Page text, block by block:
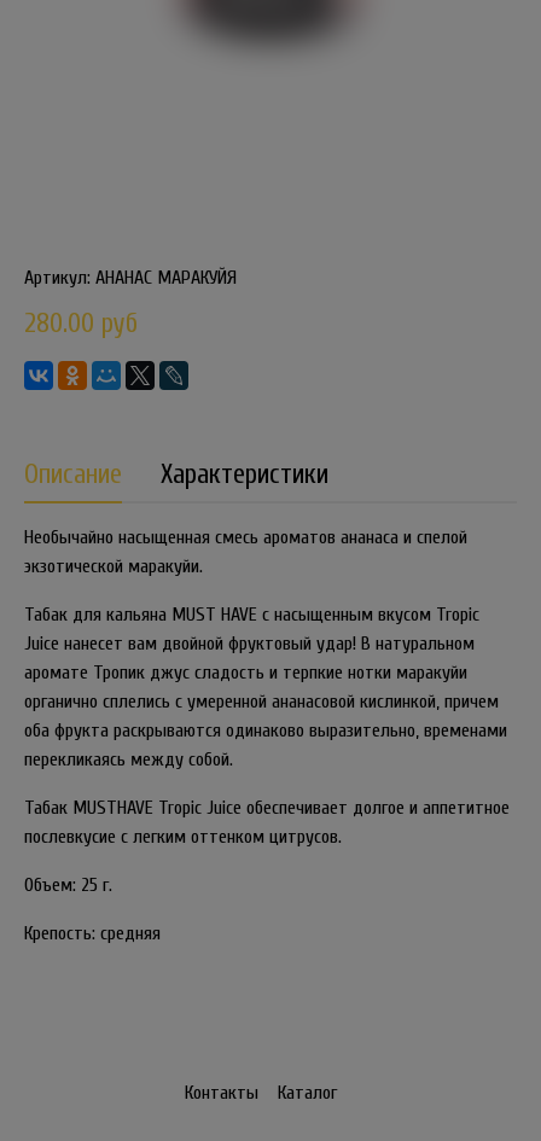
Артикул: АНАНАС МАРАКУЙЯ
280.00 руб
Описание Характеристики
Необычайно насыщенная смесь ароматов ананаса и спелой
экзотической маракуйи.
Табак для кальяна MUST HAVE с насыщенным вкусом Tropic
Juice нанесет вам двойной фруктовый удар! В натуральном
аромате Тропик джус сладость и терпкие нотки маракуйи
органично сплелись с умеренной ананасовой кислинкой, причем
оба фрукта раскрываются одинаково выразительно, временами
перекликаясь между собой.
Табак MUSTHAVE Tropic Juice обеспечивает долгое и аппетитное
послевкусие с легким оттенком цитрусов.
Объем: 25 г.
Крепость: средняя
Контакты Каталог